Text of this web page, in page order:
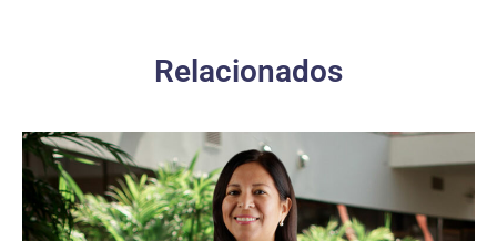
Relacionados